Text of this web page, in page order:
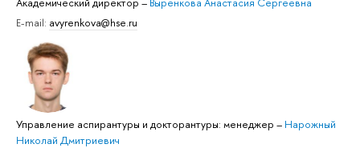
E-mail: avyrenkova@hse.ru
Управление аспирантуры и докторантуры: менеджер – Нарожный
Николай Дмитриевич